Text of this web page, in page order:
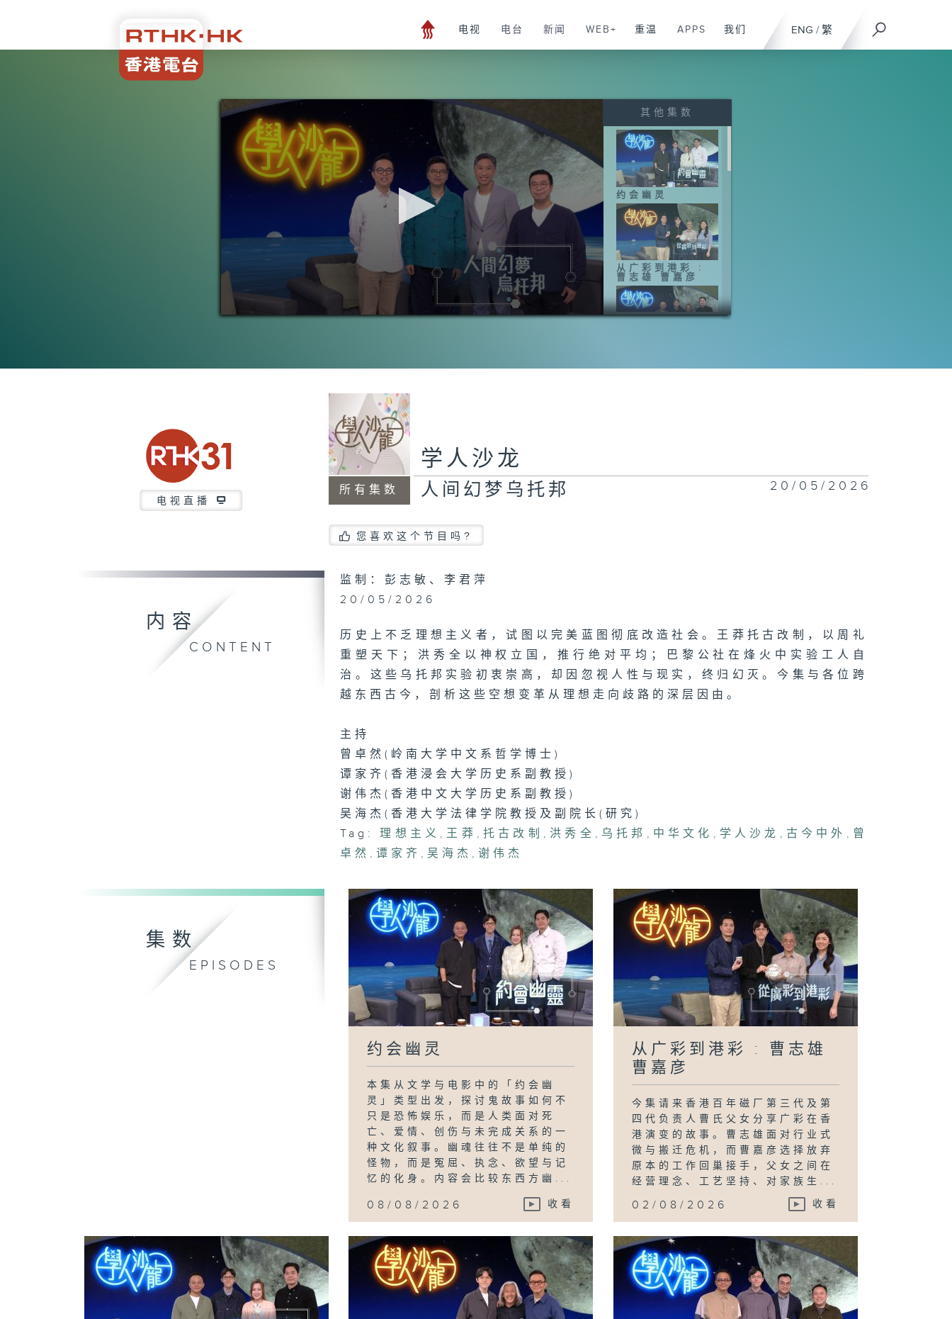
ENG / 繁
电视 电台 新闻 WEB+ 重温 APPS 我们
0
其他集数
约会幽灵
从广彩到港彩 :
曹志雄 曹嘉彦
创意的矛盾
凄美与唯美
梁佩欣
电视直播
所有集数
学人沙龙
人间幻梦乌托邦 20/05/2026
您喜欢这个节目吗?
内容
CONTENT
监制：彭志敏、李君萍
20/05/2026
历史上不乏理想主义者，试图以完美蓝图彻底改造社会。王莽托古改制，以周礼
重塑天下；洪秀全以神权立国，推行绝对平均；巴黎公社在烽火中实验工人自
治。这些乌托邦实验初衷崇高，却因忽视人性与现实，终归幻灭。今集与各位跨
越东西古今，剖析这些空想变革从理想走向歧路的深层因由。
主持
曾卓然(岭南大学中文系哲学博士)
谭家齐(香港浸会大学历史系副教授)
谢伟杰(香港中文大学历史系副教授)
吴海杰(香港大学法律学院教授及副院长(研究)
Tag:
理想主义 ,王莽 , 托古改制 , 洪秀全 , 乌托邦 , 中华文化 , 学人沙龙 , 古今中外 , 曾
卓然 ,谭家齐 , 吴海杰 ,谢伟杰
集数
EPISODES
约会幽灵
本集从文学与电影中的「约会幽
灵」类型出发，探讨鬼故事如何不
只是恐怖娱乐，而是人类面对死
亡、爱情、创伤与未完成关系的一
种文化叙事。幽魂往往不是单纯的
怪物，而是冤屈、执念、欲望与记
忆的化身。内容会比较东西方幽...
08/08/2026 收看
从广彩到港彩 : 曹志雄
曹嘉彦
今集请来香港百年磁厂第三代及第
四代负责人曹氏父女分享广彩在香
港演变的故事。曹志雄面对行业式
微与搬迁危机，而曹嘉彦选择放弃
原本的工作回巢接手，父女之间在
经营理念、工艺坚持、对家族生...
02/08/2026 收看